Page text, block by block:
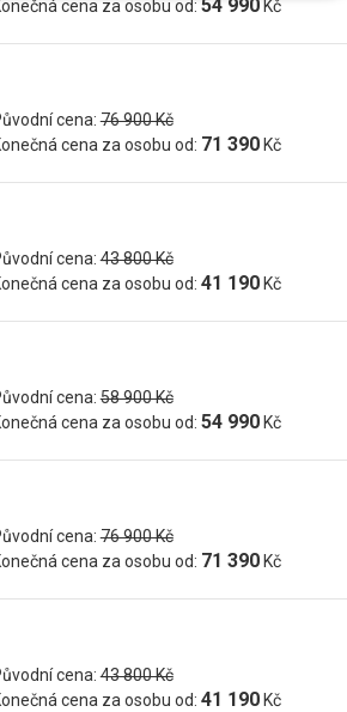
cena za osobu od: 54 990Kč
cena:76 900 Kč
cena za osobu od: 71 390Kč
cena:43 800 Kč
cena za osobu od: 41 190Kč
cena:58 900 Kč
cena za osobu od: 54 990Kč
cena:76 900 Kč
cena za osobu od: 71 390Kč
cena:43 800 Kč
cena za osobu od: 41 190Kč